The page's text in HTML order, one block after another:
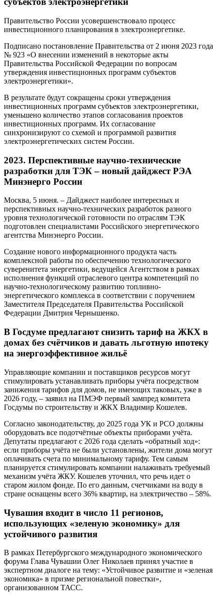
Правительство России усовершенствовало процесс
инвестиционного планирования в электроэнергетике.
Подписано постановление Правительства от 2 июня 2023 года
№ 923 «О внесении изменений в некоторые акты
Правительства Российской Федерации по вопросам
утверждения инвестиционных программ субъектов
электроэнергетики».
В результате будут сокращены сроки утверждения
инвестиционных программ субъектов электроэнергетики,
уменьшено количество этапов согласования проектов
инвестиционных программ. Их согласование
синхронизируют со схемой и программой развития
электроэнергетических систем России.
2023. Перспективные научно-технические
разработки для ТЭК – новый дайджест РЭА
Минэнерго России
Москва, 5 июня. – Дайджест наиболее интересных и
перспективных научно-технических разработок разного
уровня технологической готовности по отраслям ТЭК
подготовлен специалистами Российского энергетического
агентства Минэнерго России.
Создание нового информационного продукта часть
комплексной работы по обеспечению технологического
суверенитета энергетики, ведущейся Агентством в рамках
исполнения функций отраслевого центра компетенций по
научно-технологическому развитию топливно-
энергетического комплекса в соответствии с поручением
Заместителя Председателя Правительства Российской
Федерации Дмитрия Чернышенко.
В Госдуме предлагают снизить тариф на ЖКХ в
домах без счётчиков и давать льготную ипотеку
на энергоэффективное жильё
Управляющие компании и поставщиков ресурсов могут
стимулировать устанавливать приборы учёта посредством
занижения тарифов для домов, не имеющих таковых, уже в
2026 году, – заявил на ПМЭФ первый зампред комитета
Госдумы по строительству и ЖКХ Владимир Кошелев.
Согласно законодательству, до 2025 года УК и РСО должны
оборудовать все подотчётные объекты приборами учёта.
Депутаты предлагают с 2026 года сделать «обратный ход»:
если приборы учёта не были установлены, жители дома могут
оплачивать счета по минимальному тарифу. Тем самым
планируется стимулировать компании налаживать требуемый
механизм учёта ЖКУ. Кошелев уточнил, что речь идет о
старом жилом фонде. По его данным, счетчиками на воду в
стране оснащены всего 36% квартир, на электричество – 58%.
Чувашия входит в число 11 регионов,
использующих «зеленую экономику» для
устойчивого развития
В рамках Петербургского международного экономического
форума Глава Чувашии Олег Николаев принял участие в
экспертном диалоге на тему: «Устойчивое развитие и «зеленая
экономика» в призме региональной повестки»,
организованном ТАСС.